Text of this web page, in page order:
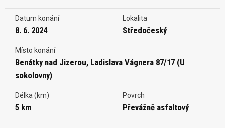
Datum konání
8. 6. 2024
Lokalita
Středočeský
Místo konání
Benátky nad Jizerou, Ladislava Vágnera 87/17 (U
sokolovny)
Délka (km)
5 km
Povrch
Převážně asfaltový